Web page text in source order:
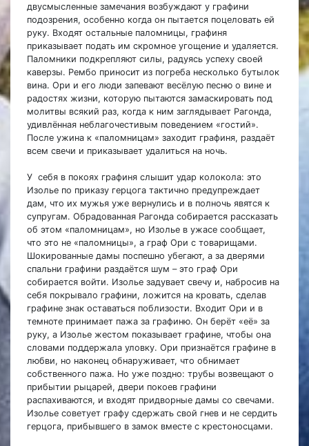
двусмысленные замечания возбуждают у графини
подозрения, особенно когда он пытается поцеловать ей
руку. Входят остальные паломницы, графиня
приказывает подать им скромное угощение и удаляется.
Паломники подкрепляют силы, радуясь успеху своей
каверзы. Рембо приносит из погреба несколько бутылок
вина. Ори и его люди запевают весёлую песню о вине и
радостях жизни, которую пытаются замаскировать под
молитвы всякий раз, когда к ним заглядывает Рагонда,
удивлённая неблагочестивым поведением «гостий».
После ужина к «паломницам» заходит графиня, раздаёт
всем свечи и приказывает удалиться на ночь.
У себя в покоях графиня слышит удар колокола: это
Изолье по приказу герцога тактично предупреждает
дам, что их мужья уже вернулись и в полночь явятся к
супругам. Обрадованная Рагонда собирается рассказать
об этом «паломницам», но Изолье в ужасе сообщает,
что это не «паломницы», а граф Ори с товарищами.
Шокированные дамы поспешно убегают, а за дверями
спальни графини раздаётся шум – это граф Ори
собирается войти. Изолье задувает свечу и, набросив на
себя покрывало графини, ложится на кровать, сделав
графине знак оставаться поблизости. Входит Ори и в
темноте принимает пажа за графиню. Он берёт «её» за
руку, а Изолье жестом показывает графине, чтобы она
словами поддержала уловку. Ори признаётся графине в
любви, но наконец обнаруживает, что обнимает
собственного пажа. Но уже поздно: трубы возвещают о
прибытии рыцарей, двери покоев графини
распахиваются, и входят придворные дамы со свечами.
Изолье советует графу сдержать свой гнев и не сердить
герцога, прибывшего в замок вместе с крестоносцами.